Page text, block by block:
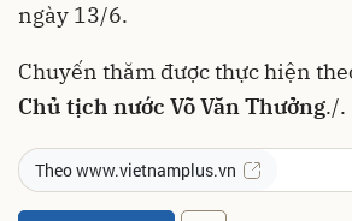
ngày 13/6.
Chuyến thăm được thực hiện
Chủ tịch nước Võ Văn Thưởng./.
Theo www.vietnamplus.vn